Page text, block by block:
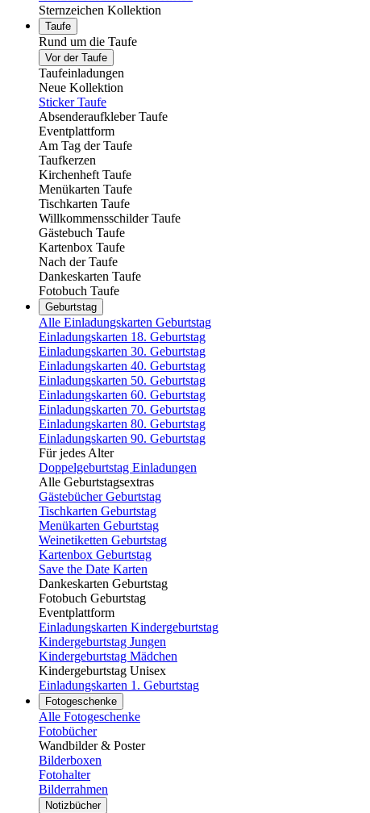
Sternzeichen Kollektion
Taufe
Rund um die Taufe
Vor der Taufe
Taufeinladungen
Neue Kollektion
Sticker Taufe
Absenderaufkleber Taufe
Eventplattform
Am Tag der Taufe
Taufkerzen
Kirchenheft Taufe
Menükarten Taufe
Tischkarten Taufe
Willkommensschilder Taufe
Gästebuch Taufe
Kartenbox Taufe
Nach der Taufe
Dankeskarten Taufe
Fotobuch Taufe
Geburtstag
Alle Einladungskarten Geburtstag
Einladungskarten 18. Geburtstag
Einladungskarten 30. Geburtstag
Einladungskarten 40. Geburtstag
Einladungskarten 50. Geburtstag
Einladungskarten 60. Geburtstag
Einladungskarten 70. Geburtstag
Einladungskarten 80. Geburtstag
Einladungskarten 90. Geburtstag
Für jedes Alter
Doppelgeburtstag Einladungen
Alle Geburtstagsextras
Gästebücher Geburtstag
Tischkarten Geburtstag
Menükarten Geburtstag
Weinetiketten Geburtstag
Kartenbox Geburtstag
Save the Date Karten
Dankeskarten Geburtstag
Fotobuch Geburtstag
Eventplattform
Einladungskarten Kindergeburtstag
Kindergeburtstag Jungen
Kindergeburtstag Mädchen
Kindergeburtstag Unisex
Einladungskarten 1. Geburtstag
Fotogeschenke
Alle Fotogeschenke
Fotobücher
Wandbilder & Poster
Bilderboxen
Fotohalter
Bilderrahmen
Notizbücher